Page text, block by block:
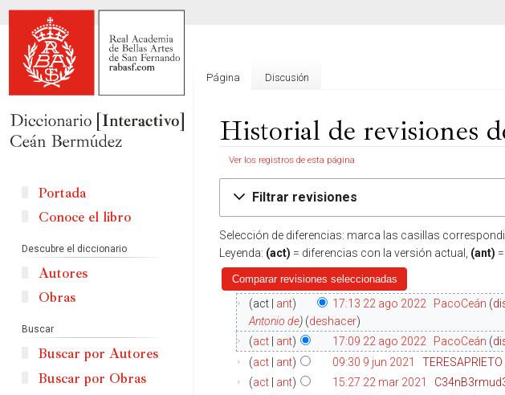
Historial de revisiones
Ver los registros de esta página
navegación
búsqueda
Filtrar revisiones
Selección de diferencias: marca las casillas
Leyenda: (act) = diferencias con la versión actual, (ant)
act ant 17:13 22 ago 2022 PacoCeán
Antonio de
deshacer
act
ant 17:09 22 ago 2022 PacoCeán
act
ant 09:30 9 jun 2021 TERESAPRIETO
act
ant 15:27 22 mar 2021
Página Discusión
Portada
Conoce el libro
Descubre el diccionario
Autores
Obras
Buscar
Buscar por Autores
Buscar por Obras